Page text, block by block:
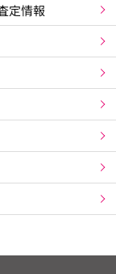
定情報